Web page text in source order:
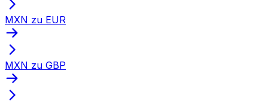
MXN zu EUR
MXN zu GBP